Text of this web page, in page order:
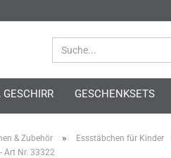
GESCHENKSETS
& Zubehör » Essstäbchen für Kinder
Art Nr. 33322